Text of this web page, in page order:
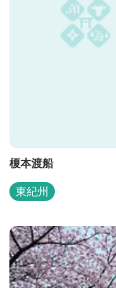
榎本渡船
東紀州